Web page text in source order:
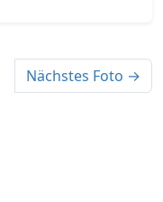
Nächstes Foto →